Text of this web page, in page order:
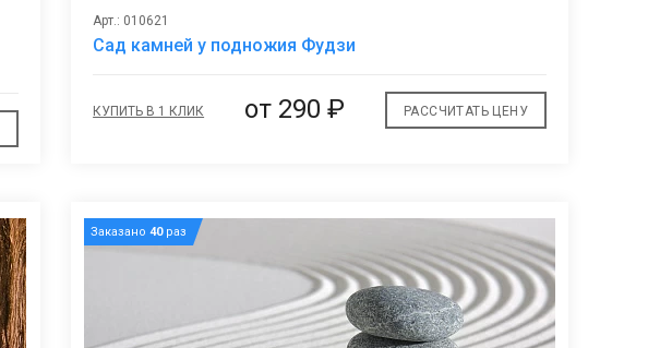
Арт.: 010621
Сад камней у подножия Фудзи
КУПИТЬ В 1 КЛИК от 290 ₽ РАССЧИТАТЬ ЦЕНУ
Заказано40раз